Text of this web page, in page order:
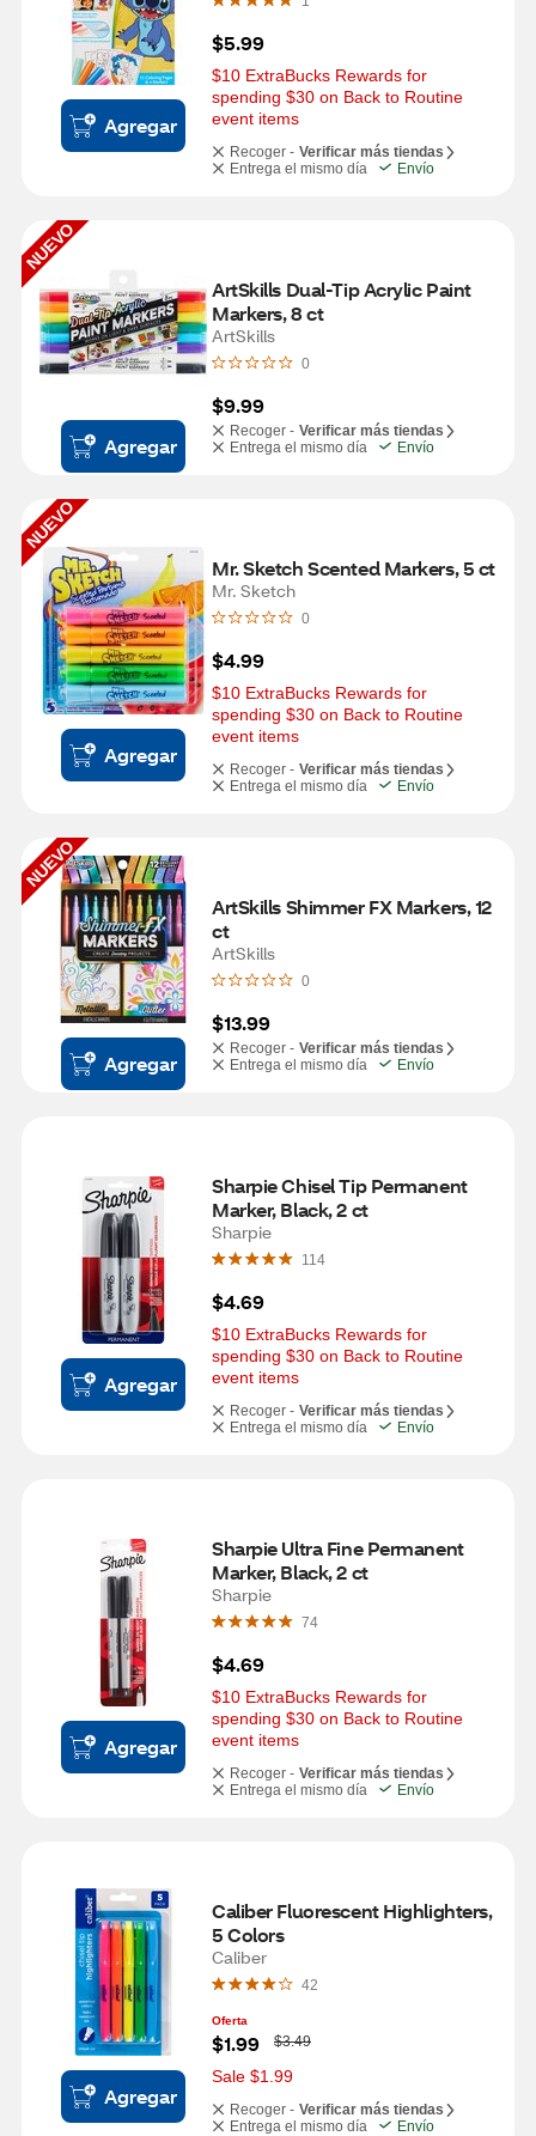
Agregar
$5.99
$10 ExtraBucks Rewards for
spending $30 on Back to Routine
event items
Recoger - Verificar más tiendas
Entrega el mismo día
Envío
NUEVO
Agregar
ArtSkills Dual-Tip Acrylic Paint
Markers, 8 ct
ArtSkills
0
$9.99
Recoger - Verificar más tiendas
Entrega el mismo día
Envío
NUEVO
Agregar
Mr. Sketch Scented Markers, 5 ct
Mr. Sketch
0
$4.99
$10 ExtraBucks Rewards for
spending $30 on Back to Routine
event items
Recoger - Verificar más tiendas
Entrega el mismo día
Envío
NUEVO
Agregar
ArtSkills Shimmer FX Markers, 12
ct
ArtSkills
0
$13.99
Recoger - Verificar más tiendas
Entrega el mismo día
Envío
Agregar
Sharpie Chisel Tip Permanent
Marker, Black, 2 ct
Sharpie
114
$4.69
$10 ExtraBucks Rewards for
spending $30 on Back to Routine
event items
Recoger - Verificar más tiendas
Entrega el mismo día
Envío
Agregar
Sharpie Ultra Fine Permanent
Marker, Black, 2 ct
Sharpie
74
$4.69
$10 ExtraBucks Rewards for
spending $30 on Back to Routine
event items
Recoger - Verificar más tiendas
Entrega el mismo día
Envío
Agregar
Caliber Fluorescent Highlighters,
5 Colors
Caliber
42
Oferta
$1.99
W
a
s
$3.49
Sale $1.99
Recoger - Verificar más tiendas
Entrega el mismo día
Envío